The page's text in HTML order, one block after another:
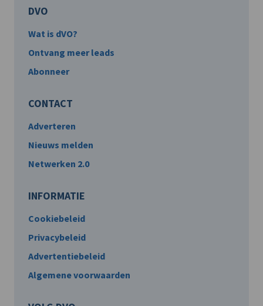
DVO
Wat is dVO?
Ontvang meer leads
Abonneer
CONTACT
Adverteren
Nieuws melden
Netwerken 2.0
INFORMATIE
Cookiebeleid
Privacybeleid
Advertentiebeleid
Algemene voorwaarden